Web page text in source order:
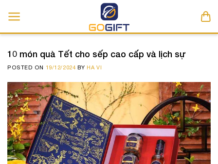
10 món quà Tết cho sếp cao cấp và lịch sự
POSTED ON 19/12/2024 BY HA VI